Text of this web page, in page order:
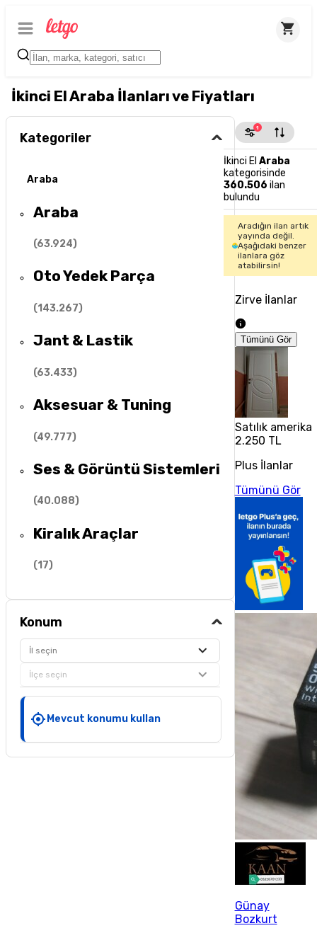
İkinci El Araba İlanları ve Fiyatları
Kategoriler
Araba
Araba
(63.924)
Oto Yedek Parça
(143.267)
Jant & Lastik
(63.433)
Aksesuar & Tuning
(49.777)
Ses & Görüntü Sistemleri
(40.088)
Kiralık Araçlar
(17)
Konum
İl seçin
İlçe seçin
Mevcut konumu kullan
1
İkinci El Araba
kategorisinde
360.506 ilan
bulundu
Aradığın ilan artık
yayında değil.
Aşağıdaki benzer
ilanlara göz
atabilirsin!
Zirve İlanlar
Tümünü Gör
Satılık
2.250 TL
Plus İlanlar
Tümünü Gör
Günay
Bozkurt